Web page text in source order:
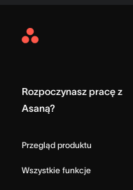
Asana
Rozpoczynasz pracę z
Asaną?
Przegląd produktu
Wszystkie funkcje